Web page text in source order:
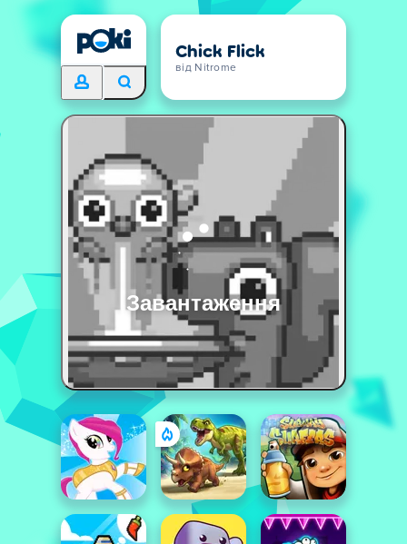
Chick Flick
від Nitrome
Завантаження